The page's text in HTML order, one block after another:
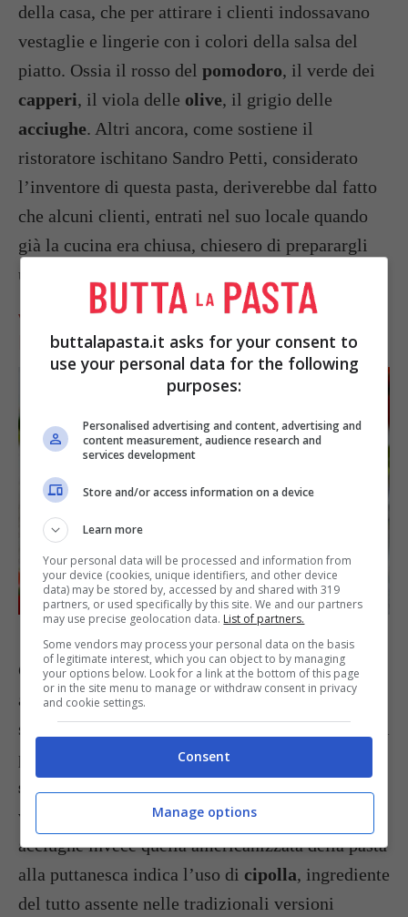
della casa, che per attirare i clienti indossavano
vestaglie e lingerie con i colori della salsa del
piatto. Ossia il rosso del pomodoro, il verde dei
capperi, il viola delle olive, il grigio delle
acciughe. Altri ancora, come sostiene il
ristoratore ischitano Sandro Petti, considerato
l’inventore di questa pasta, deriverebbe dal fatto
che alcuni clienti, entrati nel suo locale quando
già la cucina era chiusa, chiesero di preparargli
una
VARIANTI DEGLI SPAGHETTI ALLA
PUTTANESCA
Foto Envato | katrinshine
Glispaghetti alla puttanesca(ma sono ottime
anche lelinguine) si possono cucinare anche
senza leacciughe (o alici), e in alcuni ristoranti il
piatto viene chiamato più elegantemente
spaghetti olive e capperi
versioni prevedono l’uso ditonno
acciughe invece quella americanizzata della pasta
alla puttanesca indica l’uso di cipolla, ingrediente
del tutto assente nelle tradizionali versioni
buttalapasta.it asks for your consent to
use your personal data for the following
purposes:
Personalised advertising and content, advertising and
content measurement, audience research and
services development
Store and/or access information on a device
Learn more
Your personal data will be processed and information from
your device (cookies, unique identifiers, and other device
data) may be stored by, accessed by and shared with 319
partners, or used specifically by this site. We and our partners
may use precise geolocation data. List of partners.
Some vendors may process your personal data on the basis
of legitimate interest, which you can object to by managing
your options below. Look for a link at the bottom of this page
or in the site menu to manage or withdraw consent in privacy
and cookie settings.
Consent
Manage options